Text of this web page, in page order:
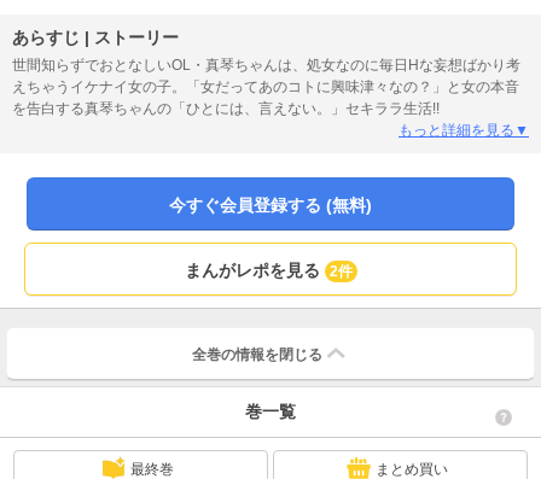
あらすじ | ストーリー
世間知らずでおとなしいOL・真琴ちゃんは、処女なのに毎日Hな妄想ばかり考
えちゃうイケナイ女の子。「女だってあのコトに興味津々なの？」と女の本音
を告白する真琴ちゃんの「ひとには、言えない。」セキララ生活!!
もっと詳細を見る▼
今すぐ会員登録する (無料)
まんがレポを見る 2件
全巻の情報を 閉じる
巻一覧
最終巻 まとめ買い